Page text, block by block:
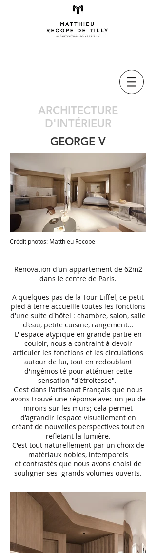
ARCHITECTURE
D'INTÉRIEUR
GEORGE V
Crédit photos: Matthieu Recope
Rénovation d'un appartement de 62m2
dans le centre de Paris.
A quelques pas de la Tour Eiffel, ce petit
pied à terre accueille toutes les fonctions
d'une suite d'hôtel : chambre, salon, salle
d'eau, petite cuisine, rangement...
L' espace atypique en grande partie en
couloir, nous a contraint à devoir
articuler les fonctions et les circulations
autour de lui, tout en redoublant
d'ingéniosité pour atténuer cette
sensation "d'étroitesse".
C'est dans l'artisanat Français que nous
avons trouvé une réponse avec un jeu de
miroirs sur les murs; cela permet
d'agrandir l'espace visuellement en
créant de nouvelles perspectives tout en
reflétant la lumière.
C'est tout naturellement par un choix de
matériaux nobles, intemporels
et contrastés que nous avons choisi de
souligner ses grands volumes ouverts.